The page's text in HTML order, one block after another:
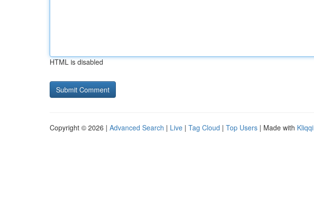
HTML is disabled
Copyright © 2026 | Advanced Search | Live | Tag Cloud | Top Users | Made with